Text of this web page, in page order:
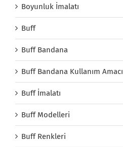
Boyunluk İmalatı
Buff
Buff Bandana
Buff Bandana Kullanım Amacı
Buff İmalatı
Buff Modelleri
Buff Renkleri